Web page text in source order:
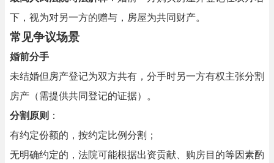
下，视为对另一方的赠与，房屋为共同财产。
常见争议场景
婚前分手
未结婚但房产登记为双方共有，分手时另一方有权主张分割
房产（需提供共同登记的证据）。
分割原则 ：
有约定份额的，按约定比例分割；
无明确约定的，法院可能根据出资贡献、购房目的等因素酌